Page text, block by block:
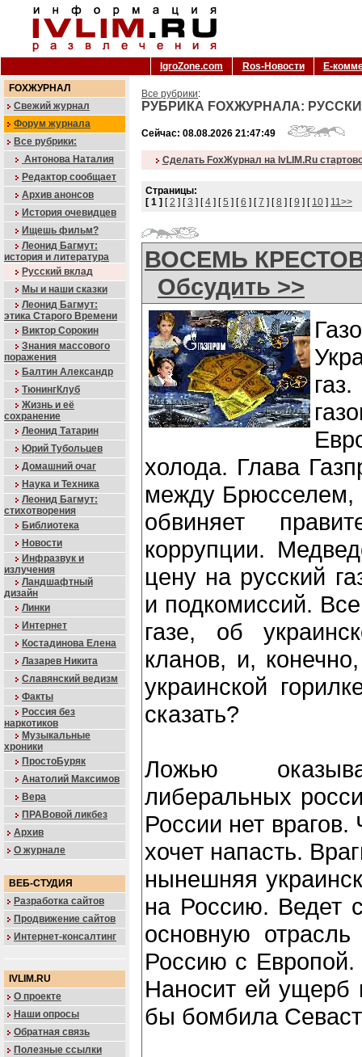
IgroZone.com Ros-Новости
Е-
FOXЖУРНАЛ
Свежий журнал
Форум журнала
Все рубрики:
Антонова Наталия
Редактор сообщает
Архив анонсов
История очевидцев
Ищешь фильм?
Леонид Багмут:
история и литература
Русский вклад
Мы и наши сказки
Леонид Багмут:
этика Старого Времени
Виктор Сорокин
Знания массового
поражения
Балтин Александр
ТюнингКлуб
Жизнь и её
сохранение
Леонид Татарин
Юрий Тубольцев
Домашний очаг
Наука и Техника
Леонид Багмут:
стихотворения
Библиотека
Новости
Инфразвук и
излучения
Ландшафтный
дизайн
Линки
Интернет
Костадинова Елена
Лазарев Никита
Славянский ведизм
Факты
Россия без
наркотиков
Музыкальные
хроники
ПростоБуряк
Анатолий Максимов
Вера
ПРАВовой ликбез
Архив
О журнале
ВЕБ-СТУДИЯ
Разработка сайтов
Продвижение сайтов
Интернет-консалтинг
IVLIM.RU
О проекте
Наши опросы
Обратная связь
Полезные ссылки
Все рубрики:
РУБРИКА FOXЖУРНАЛА:
Сейчас: 08.08.2026 21:47:49
Сделать FoxЖурнал на IvLIM.Ru
Страницы:
[ 1 ] [2 ] [3 ] [4 ] [5 ] [6 ] [7 ] [8 ] [9 ] [ 10 ] 11>>
ВОСЕМЬ
Обсудить >>
холода. Глава
между Брюсселем,
обвиняет
коррупции.
цену на русский
и подкомиссий.
газе, об
кланов, и,
украинской
сказать?
Ложью
либеральных
России нет
хочет напасть.
нынешняя
на Россию. Ведет
основную
Россию с
Наносит ей
бы бомбила